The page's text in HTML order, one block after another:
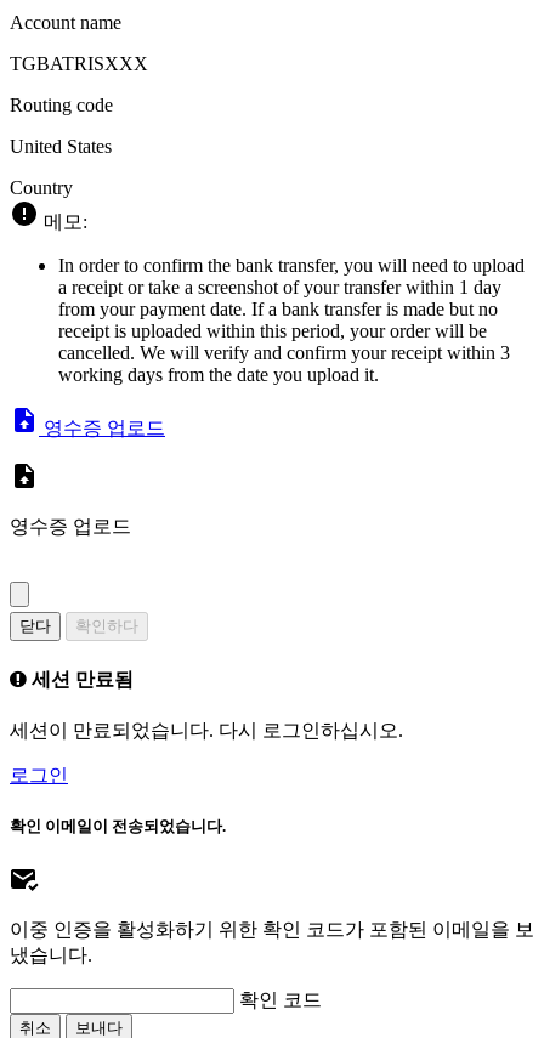
Account name
TGBATRISXXX
Routing code
United States
Country
메모:
In order to confirm the bank transfer, you will need to upload
a receipt or take a screenshot of your transfer within 1 day
from your payment date. If a bank transfer is made but no
receipt is uploaded within this period, your order will be
cancelled. We will verify and confirm your receipt within 3
working days from the date you upload it.
영수증 업로드
영수증 업로드
닫다 확인하다
세션 만료됨
세션이 만료되었습니다. 다시 로그인하십시오.
로그인
확인 이메일이 전송되었습니다.
이중 인증을 활성화하기 위한 확인 코드가 포함된 이메일을 보
냈습니다.
확인 코드
취소 보내다